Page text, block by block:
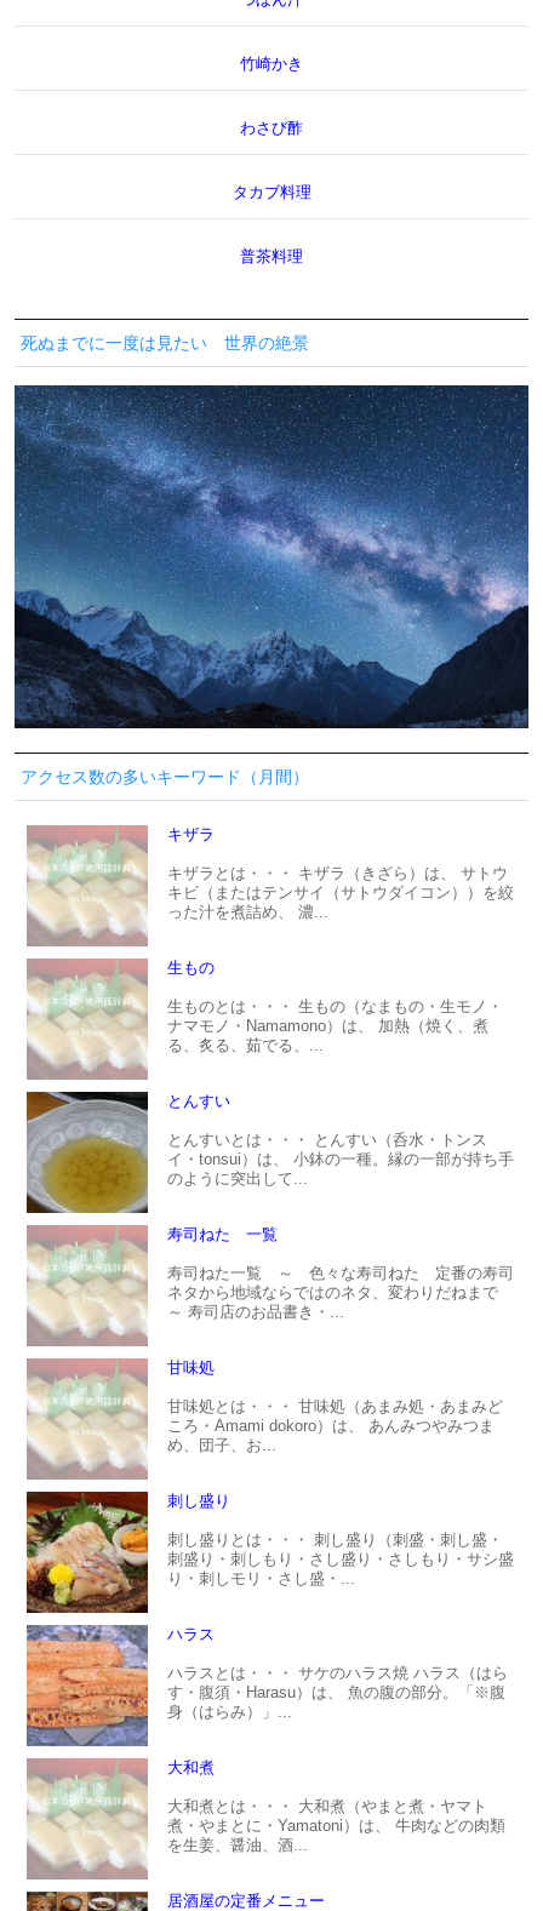
竹崎かき
わさび酢
タカブ料理
普茶料理
死ぬまでに一度は見たい 世界の絶景
アクセス数の多いキーワード（月間）
キザラ
キザラとは・・・ キザラ（きざら）は、 サトウ
キビ（またはテンサイ（サトウダイコン））を絞
った汁を煮詰め、 濃...
生もの
生ものとは・・・ 生もの（なまもの・生モノ・
ナマモノ・Namamono）は、 加熱（焼く、煮
る、炙る、茹でる、...
とんすい
とんすいとは・・・ とんすい（呑水・トンス
イ・tonsui）は、 小鉢の一種。縁の一部が持ち手
のように突出して...
寿司ねた 一覧
寿司ねた一覧 ～ 色々な寿司ねた 定番の寿司
ネタから地域ならではのネタ、変わりだねまで
～ 寿司店のお品書き・...
甘味処
甘味処とは・・・ 甘味処（あまみ処・あまみど
ころ・Amami dokoro）は、 あんみつやみつま
め、団子、お...
刺し盛り
刺し盛りとは・・・ 刺し盛り（刺盛・刺し盛・
刺盛り・刺しもり・さし盛り・さしもり・サシ盛
り・刺しモリ・さし盛・...
ハラス
ハラスとは・・・ サケのハラス焼 ハラス（はら
す・腹須・Harasu）は、 魚の腹の部分。「※腹
身（はらみ）」...
大和煮
大和煮とは・・・ 大和煮（やまと煮・ヤマト
煮・やまとに・Yamatoni）は、 牛肉などの肉類
を生姜、醤油、酒...
居酒屋の定番メニュー